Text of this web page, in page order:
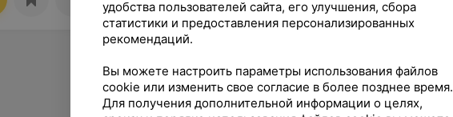
удобства пользователей сайта, его улучшения, сбора
статистики и предоставления персонализированных
рекомендаций.
Вы можете настроить параметры использования файлов
cookie или изменить свое согласие в более позднее время.
Для получения дополнительной информации о целях,